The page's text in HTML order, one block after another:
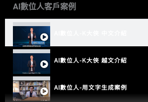
AI數位人客戶案例
AI數位人-K大俠 越文介紹
AI數位人-用文字生成案例